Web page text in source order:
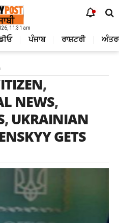
11:31 am
ਪੰਜਾਬ ਰਾਸ਼ਟਰੀ
,
NEWS,
, UKRAINIAN
GETS